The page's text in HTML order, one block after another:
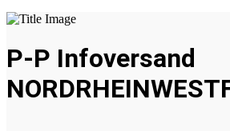
P-P Infoversand